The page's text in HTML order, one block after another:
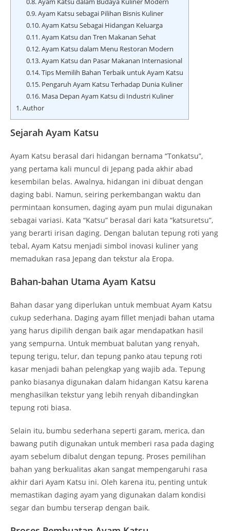
0.9.Ayam Katsu sebagai Pilihan Bisnis Kuliner
0.10.Ayam Katsu Sebagai Hidangan Keluarga
0.11.Ayam Katsu dan Tren Makanan Sehat
0.12.Ayam Katsu dalam Menu Restoran Modern
0.13.Ayam Katsu dan Pasar Makanan Internasional
0.14.Tips Memilih Bahan Terbaik untuk Ayam Katsu
0.15.Pengaruh Ayam Katsu Terhadap Dunia Kuliner
0.16.Masa Depan Ayam Katsu di Industri Kuliner
1.Author
Sejarah Ayam Katsu
Ayam Katsu berasal dari hidangan bernama “Tonkatsu”,
yang pertama kali muncul di Jepang pada akhir abad
kesembilan belas. Awalnya, hidangan ini dibuat dengan
daging babi. Namun, seiring perkembangan waktu dan
permintaan konsumen, daging ayam pun mulai digunakan
sebagai variasi. Kata “Katsu” berasal dari kata “katsuretsu”,
yang berarti irisan daging. Dengan balutan tepung roti yang
tebal, Ayam Katsu menjadi simbol inovasi kuliner yang
memadukan rasa Jepang dan tekstur ala Eropa.
Bahan-bahan Utama Ayam Katsu
Bahan dasar yang diperlukan untuk membuat Ayam Katsu
cukup sederhana. Daging ayam fillet menjadi bahan utama
yang harus dipilih dengan baik agar mendapatkan hasil
yang sempurna. Untuk membuat balutan yang renyah,
tepung terigu, telur, dan tepung panko atau tepung roti
kasar menjadi bahan pelengkap yang wajib ada. Tepung
panko biasanya digunakan dalam hidangan Katsu karena
menghasilkan tekstur yang lebih renyah dibandingkan
tepung roti biasa.
Selain itu, bumbu sederhana seperti garam, merica, dan
bawang putih digunakan untuk memberi rasa pada daging
ayam sebelum dibalut dengan tepung. Proses pemilihan
bahan yang berkualitas akan sangat mempengaruhi rasa
akhir dari Ayam Katsu ini. Oleh karena itu, penting untuk
memastikan daging ayam yang digunakan dalam kondisi
segar dan bumbu terserap dengan baik.